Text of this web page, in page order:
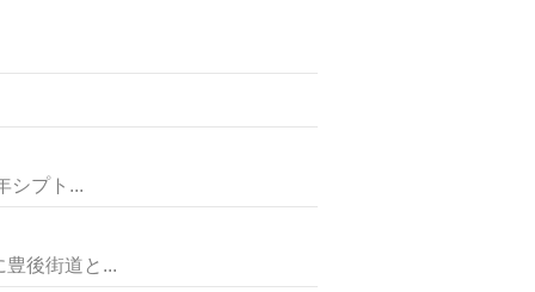
プト...
後街道と...